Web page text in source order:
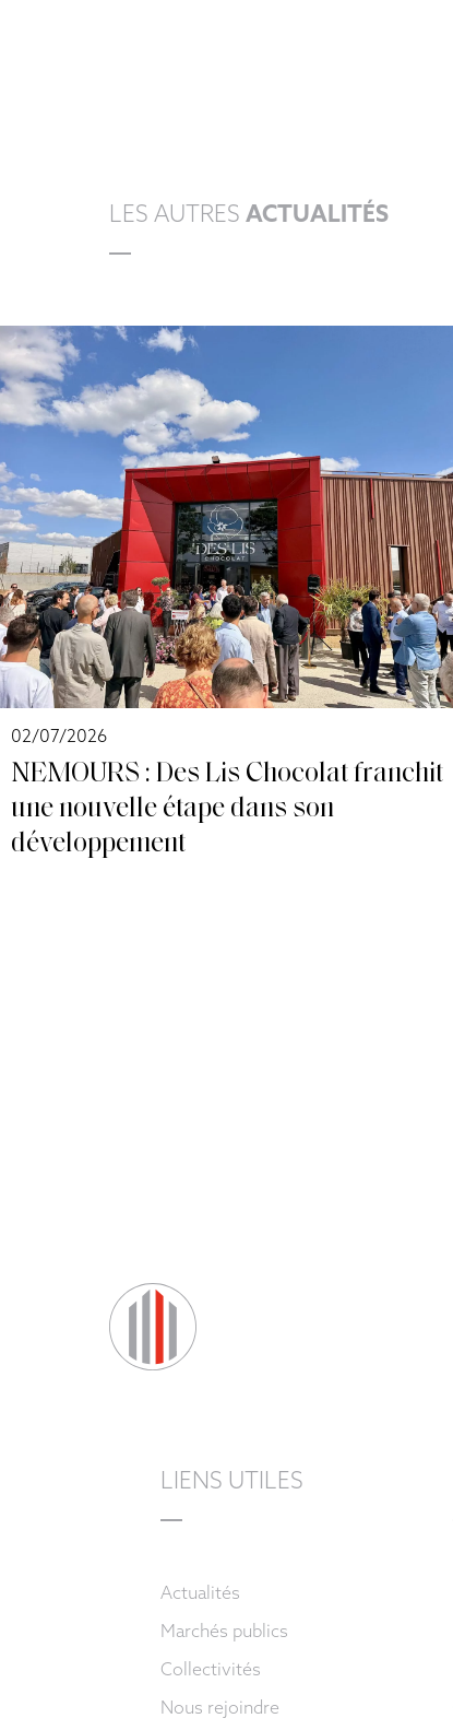
LES AUTRES ACTUALITÉS
02/07/2026
NEMOURS : Des Lis Chocolat franchit
une nouvelle étape dans son
développement
LIENS UTILES
Actualités
Marchés publics
Collectivités
Nous rejoindre